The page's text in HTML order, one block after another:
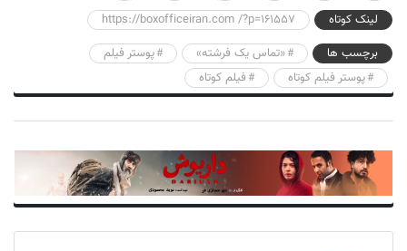
لینک کوتاه
https://boxofficeiran.com /?p=161557
برچسب ها
«تماس یک فرشته»
پوستر فیلم
پوستر فیلم کوتاه
فیلم کوتاه